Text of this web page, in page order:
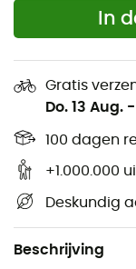
In
Gratis
Do. 13 Aug. -
100 dagen
+1.000.000
Deskundig
Beschrijving
hoofd
Eenvoudige
slaapmatje
laminaat
Gewicht: 70 g